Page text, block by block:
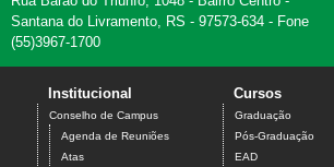
Santana do Livramento, RS - 97573-634 - Fone
(55)3967-1700
Institucional
Conselho de Campus
Agenda de Reuniões
Atas
Cursos
Graduação
Pós-Graduação
EAD